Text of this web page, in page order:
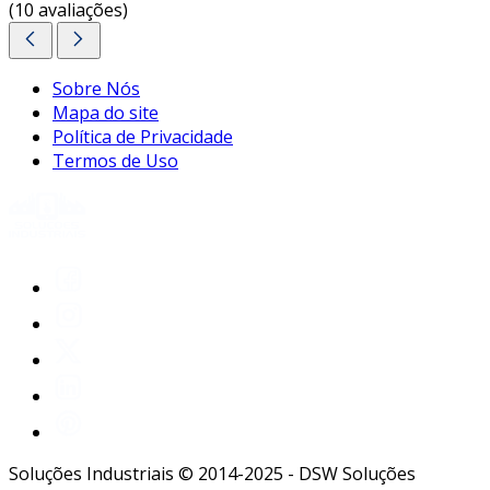
(10 avaliações)
Sobre Nós
Mapa do site
Política de Privacidade
Termos de Uso
Soluções Industriais © 2014-2025 - DSW Soluções